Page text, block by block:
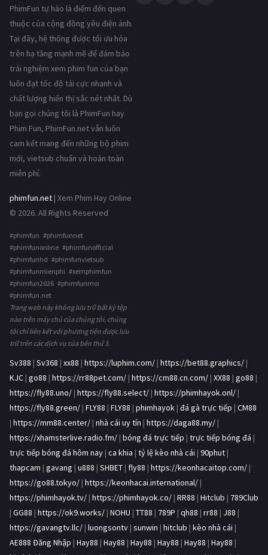
PhimFun tự hào là điểm đến quen
thuộc của cộng đồng yêu điện ảnh.
Tại đây, hệ thống được tối ưu hóa
trên hạ tầng mạnh mẽ để đảm bảo
trải nghiệm xem phim fun của bạn
luôn đạt tốc độ tải cực nhanh và
chất lượng hiển thị sắc nét nhất. Dù
bạn gọi chúng tôi là PhimFun hay
Phim Fun, PhimFun.net vẫn luôn
cam kết mang đến những bộ phim
mới, vietsub chuẩn và hoàn toàn
miễn phí.
phimfun.net | Xem Phim Hay Online
© 2026. All Rights Reserved
#phimfun #phimfunnet
#phimfunonline #phimfunofficial
#phimfunhd #phimfunvietsub
#phimfunmienphi #xemphimfun
#phimfun2026 #phimfunmoi
#phimfun.net
Trang web này không lưu trữ bất kỳ tệp
nào trên máy chủ của chúng tôi, chúng
tôi chỉ liên kết với phương tiện được lưu
trữ trên các dịch vụ của bên thứ 3.
Sv388 | Sv368 | xx88 | https://luphim.com/ | https://bet88.graphics/ |
KJC | go88 | https://rr88pet.com/ | https://cm88.cn.com/ | XX88 | go88 |
https://fly88.uno/ | https://fly88.select/ | https://phimhayok.onl/ |
https://fly88.green/ | FLY88 | FLY88 | phimhayok | đá gà trực tiếp | CM88
| https://mm88.center/ | nhà cái uy tín | https://daga88.my/ |
https://xhamsterlive.radio.fm/ | bóng đá trực tiếp | trực tiếp bóng đá |
trực tiếp bóng đá hôm nay | ca khia | tỷ lệ kèo nhà cái | 90phut |
thapcam | gavang | u888 | SHBET | fly88 | https://keonhacaitop.com/ |
https://go88.tokyo/ | https://keonhacai.international/ |
https://phimhayok.tv/ | https://phimhayok.co/ | RR88 | Hitclub | 789Club
| GG88 | https://ok9.works/ | NOHU | TT88 | 789P | qh88 | rr88 | J88 |
https://gavangtv.llc/ | luongsontv | sunwin | hitclub | kèo nhà cái |
AE888 Đăng Nhập | Hay88 | Hay88 | Hay88 | Hay88 | Hay88 | Hay88 |